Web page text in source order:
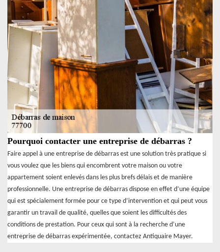
Pourquoi contacter une entreprise de débarras ?
Faire appel à une entreprise de débarras est une solution très pratique si
vous voulez que les biens qui encombrent votre maison ou votre
appartement soient enlevés dans les plus brefs délais et de manière
professionnelle. Une entreprise de débarras dispose en effet d’une équipe
qui est spécialement formée pour ce type d’intervention et qui peut vous
garantir un travail de qualité, quelles que soient les difficultés des
conditions de prestation. Pour ceux qui sont à la recherche d’une
entreprise de débarras expérimentée, contactez Antiquaire Mayer.